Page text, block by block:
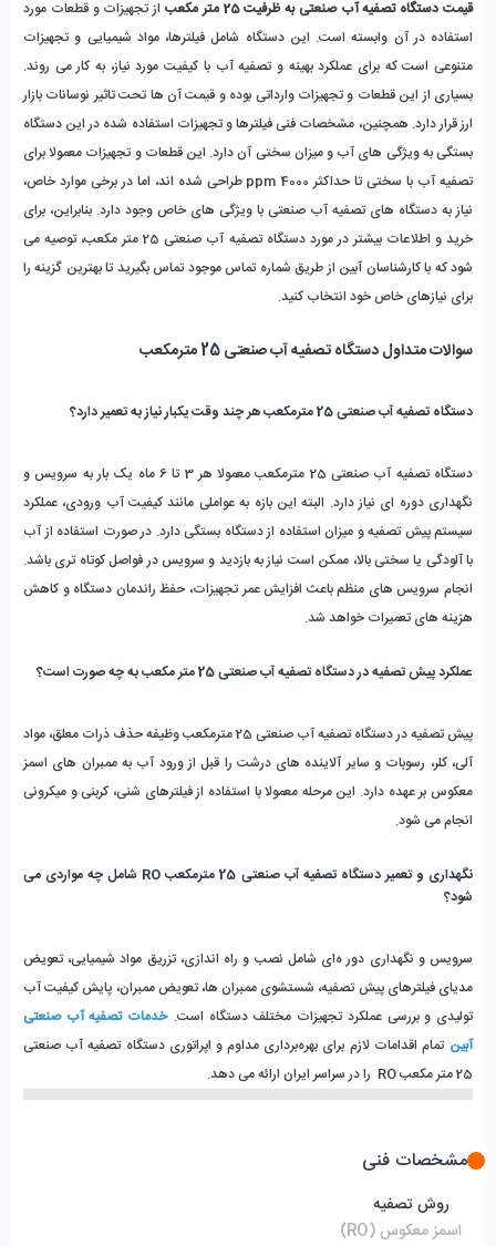
قیمت دستگاه تصفیه آب صنعتی به ظرفیت 25 متر مکعب
برای نیازهای خاص خود انتخاب کنید.
سوالات متداول دستگاه تصفیه آب صنعتی 25 مترمکعب
دستگاه تصفیه آب صنعتی 25 مترمکعب هر چند وقت یکبار نیاز به تعمیر دارد؟
هزینه ‌های تعمیرات خواهد شد.
عملکرد پیش تصفیه در دستگاه تصفیه آب صنعتی 25 متر مکعب به چه صورت است؟
انجام می ‌شود.
‌شود؟
تولیدی و بررسی عملکرد تجهیزات مختلف دستگاه است.
آبین
25 متر مکعب RO  را
در سراسر ایران ارائه می‌ دهد.
مشخصات فنی
روش تصفیه
اسمز معکوس (RO)